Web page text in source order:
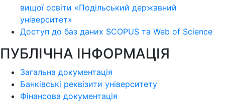
вищої освіти «Подільський державний
університет»
Доступ до баз даних SCOPUS та Web of Science
ПУБЛІЧНА ІНФОРМАЦІЯ
Загальна документація
Банківські реквізити університету
Фінансова документація